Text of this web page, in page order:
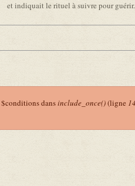
et indiquait le rituel à suivre pour guérir.
dansinclude_once()(ligne